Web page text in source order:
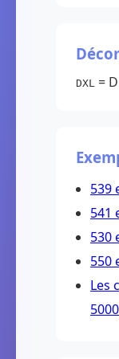
DXL =
539
541
530
550
Les
5000